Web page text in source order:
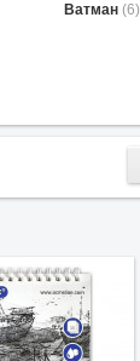
Ватман(6)